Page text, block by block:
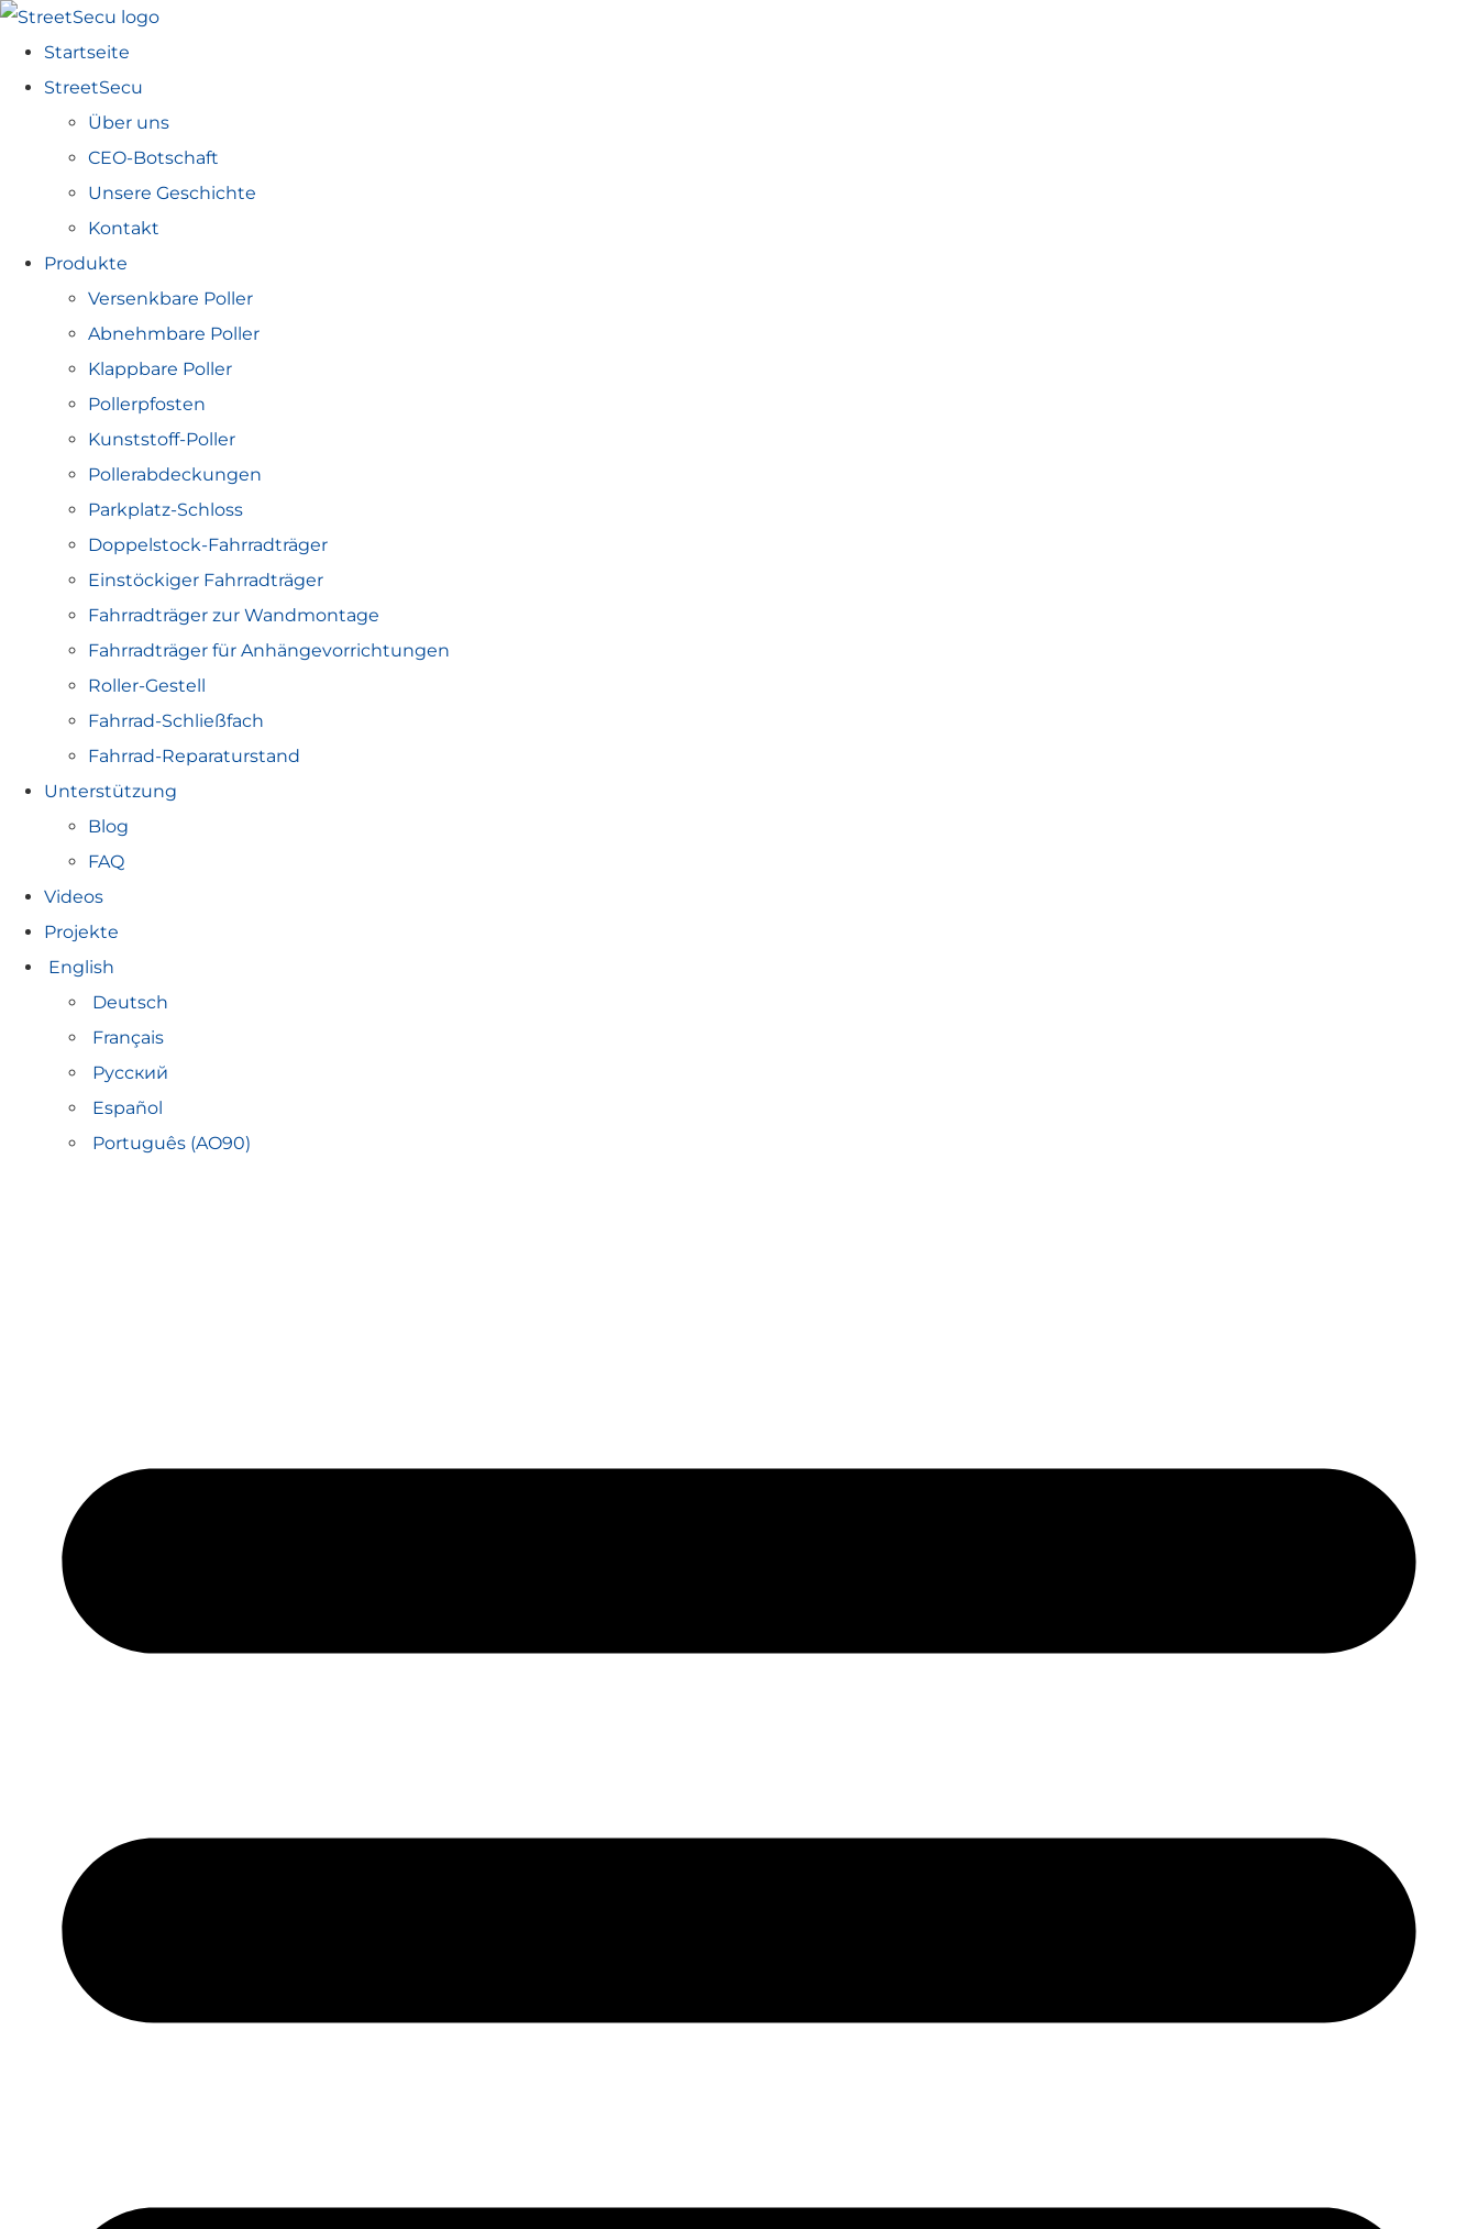
Startseite
StreetSecu
Über uns
CEO-Botschaft
Unsere Geschichte
Kontakt
Produkte
Versenkbare Poller
Abnehmbare Poller
Klappbare Poller
Pollerpfosten
Kunststoff-Poller
Pollerabdeckungen
Parkplatz-Schloss
Doppelstock-Fahrradträger
Einstöckiger Fahrradträger
Fahrradträger zur Wandmontage
Fahrradträger für Anhängevorrichtungen
Roller-Gestell
Fahrrad-Schließfach
Fahrrad-Reparaturstand
Unterstützung
Blog
FAQ
Videos
Projekte
English
Deutsch
Français
Русский
Español
Português (AO90)